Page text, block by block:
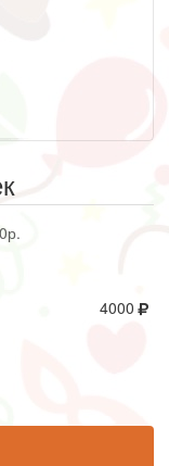
4000